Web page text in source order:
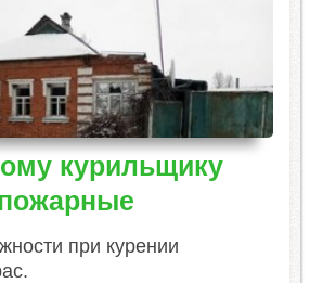
курильщику
при курении